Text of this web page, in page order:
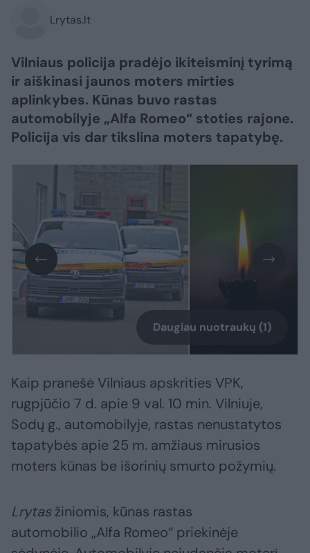
Lrytas.lt
Vilniaus policija pradėjo ikiteisminį tyrimą
ir aiškinasi jaunos moters mirties
aplinkybes. Kūnas buvo rastas
automobilyje „Alfa Romeo“ stoties rajone.
Policija vis dar tikslina moters tapatybę.
Daugiau nuotraukų (1)
Kaip pranešė Vilniaus apskrities VPK,
rugpjūčio 7 d. apie 9 val. 10 min. Vilniuje,
Sodų g., automobilyje, rastas nenustatytos
tapatybės apie 25 m. amžiaus mirusios
moters kūnas be išorinių smurto požymių.
Lrytasžiniomis, kūnas rastas
automobilio „Alfa Romeo“ priekinėje